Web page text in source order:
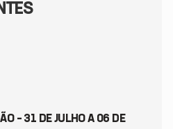
– 31 DE JULHO A 06 DE